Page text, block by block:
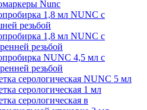
Nunc
1,8 мл NUNC с
резьбой
1,8 мл NUNC с
резьбой
NUNC 4,5 мл с
резьбой
серологическая NUNC 5 мл
серологическая 1 мл
серологическая в